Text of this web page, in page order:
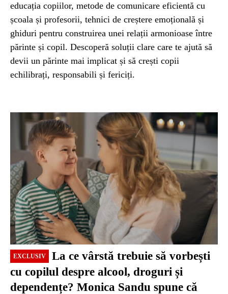
educația copiilor, metode de comunicare eficientă cu
școala și profesorii, tehnici de creștere emoțională și
ghiduri pentru construirea unei relații armonioase între
părinte și copil. Descoperă soluții clare care te ajută să
devii un părinte mai implicat și să crești copii
echilibrați, responsabili și fericiți.
EXCLUSIV
EXCLUSIV
cu copilul despre alcool, droguri și
dependențe? Monica Sandu spune că